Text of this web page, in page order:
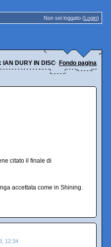
Non sei loggato (Login)
: IAN DURY IN DISCOMUSICFondo pagina
citato il finale di
accettata come in Shining.
12:34